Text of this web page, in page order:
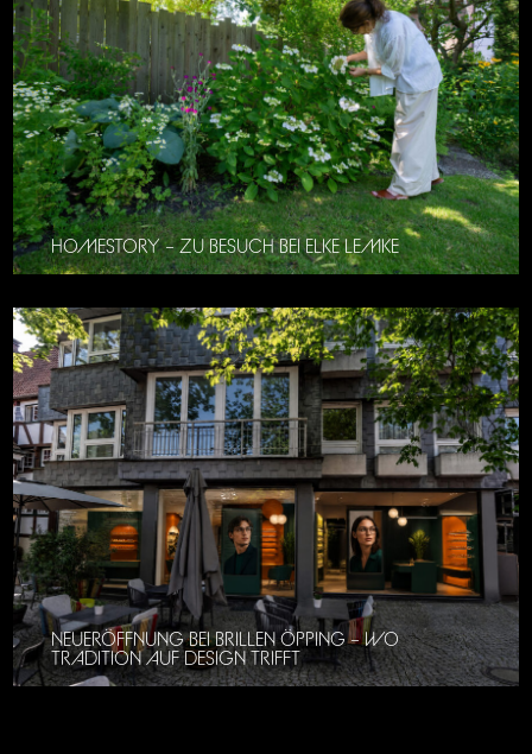
HOMESTORY – ZU BESUCH BEI ELKE LEMKE
NEUERÖFFNUNG BEI BRILLEN ÖPPING – WO
TRADITION AUF DESIGN TRIFFT